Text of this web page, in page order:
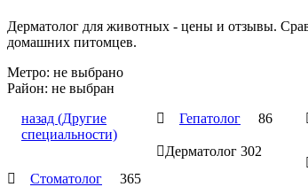
Дерматолог для животных - цены и отзывы.
домашних питомцев.
Метро: не выбрано
Район: не выбран
назад (Другие
специальности)
 Стоматолог 365
 Гепатолог 86
Дерматолог 302